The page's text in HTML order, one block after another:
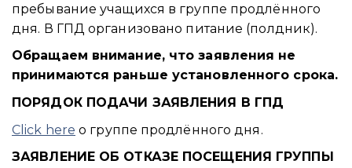
пребывание учащихся в группе продлённого
дня. В ГПД организовано питание (полдник).
Обращаем внимание, что заявления не
принимаются раньше установленного срока.
ПОРЯДОК ПОДАЧИ ЗАЯВЛЕНИЯ В ГПД
Click here о группе продлённого дня.
ЗАЯВЛЕНИЕ ОБ ОТКАЗЕ ПОСЕЩЕНИЯ ГРУППЫ